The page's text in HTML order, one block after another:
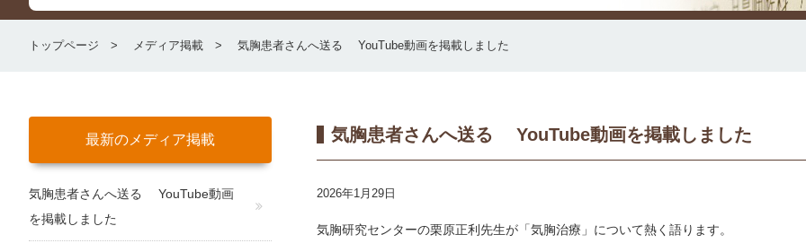
トップページ メディア掲載 気胸患者さんへ送る YouTube動画を掲載しました
最新のメディア掲載
気胸患者さんへ送る YouTube動画
を掲載しました
気胸患者さんへ送る YouTube動画を掲載しました
2026年1月29日
気胸研究センターの栗原正利先生が「気胸治療」について熱く語ります。